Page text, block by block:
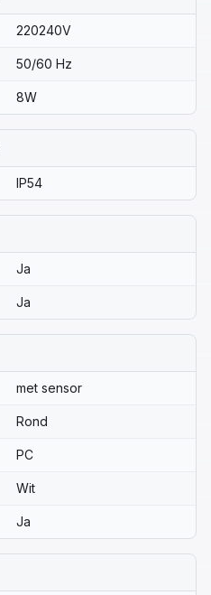
220240V
50/60 Hz
8W
IP54
Ja
Ja
met sensor
Rond
PC
Wit
Ja